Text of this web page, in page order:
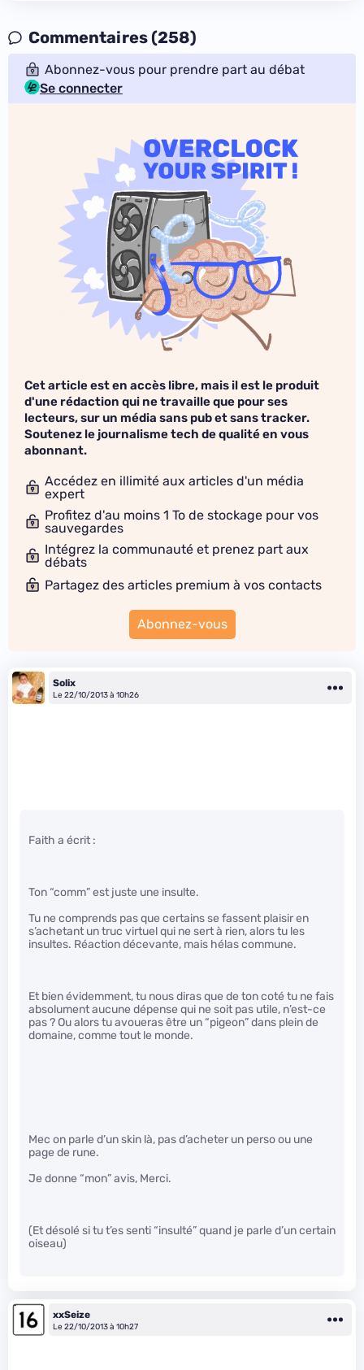
Commentaires (258)
Abonnez-vous pour prendre part au débat
Se connecter
Cet article est en accès libre, mais il est le produit
d'une rédaction qui ne travaille que pour ses
lecteurs, sur un média sans pub et sans tracker.
Soutenez le journalisme tech de qualité en vous
abonnant.
Accédez en illimité aux articles d'un média
expert
Profitez d'au moins 1 To de stockage pour vos
sauvegardes
Intégrez la communauté et prenez part aux
débats
Partagez des articles premium à vos contacts
Abonnez-vous
Solix
Le 22/10/2013 à 10h26
Faith a écrit :
Ton “comm” est juste une insulte.
Tu ne comprends pas que certains se fassent plaisir en
s’achetant un truc virtuel qui ne sert à rien, alors tu les
insultes. Réaction décevante, mais hélas commune.
Et bien évidemment, tu nous diras que de ton coté tu ne fais
absolument aucune dépense qui ne soit pas utile, n’est-ce
pas ? Ou alors tu avoueras être un “pigeon” dans plein de
domaine, comme tout le monde.
Mec on parle d’un skin là, pas d’acheter un perso ou une
page de rune.
Je donne “mon” avis, Merci.
(Et désolé si tu t’es senti “insulté” quand je parle d’un certain
oiseau)
xxSeize
Le 22/10/2013 à 10h27